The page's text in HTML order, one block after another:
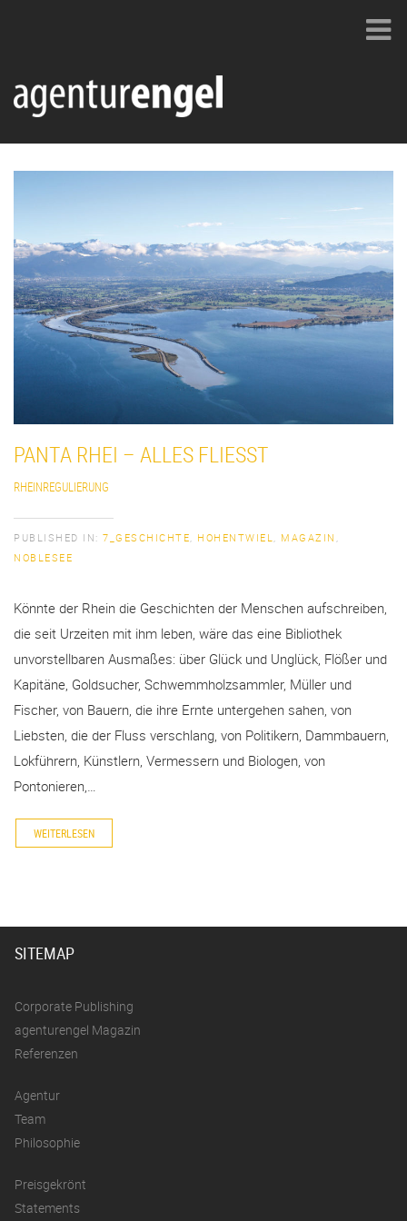
PANTA RHEI – ALLES FLIESST
RHEINREGULIERUNG
PUBLISHED IN: 7_GESCHICHTE HOHENTWIEL MAGAZIN
NOBLESEE
Könnte der Rhein die Geschichten der Menschen aufschreiben,
die seit Urzeiten mit ihm leben, wäre das eine Bibliothek
unvorstellbaren Ausmaßes: über Glück und Unglück, Flößer und
Kapitäne, Goldsucher, Schwemmholzsammler, Müller und
Fischer, von Bauern, die ihre Ernte untergehen sahen, von
Liebsten, die der Fluss verschlang, von Politikern, Dammbauern,
Lokführern, Künstlern, Vermessern und Biologen, von
Pontonieren,…
WEITERLESEN
SITEMAP
Corporate Publishing
agenturengel Magazin
Referenzen
Agentur
Team
Philosophie
Preisgekrönt
Statements